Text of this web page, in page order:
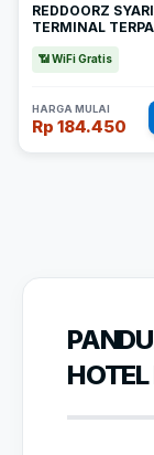
REDDOORZ
TERMINAL
📶 WiFi Gratis
HARGA MULAI
Rp 184.450